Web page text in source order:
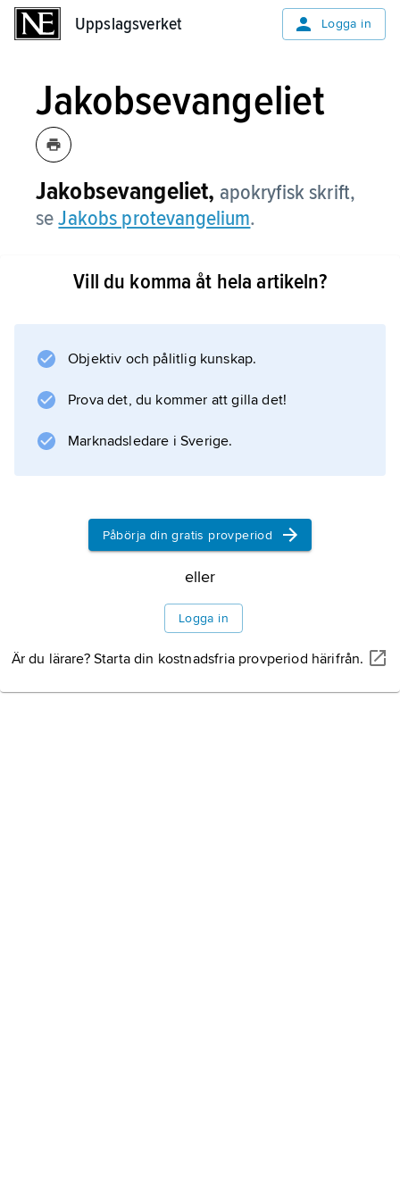
Uppslagsverket Logga in
Jakobsevangeliet
Jakobsevangeliet, apokryfisk skrift,
seJakobs protevangelium.
Vill du komma åt hela artikeln?
Objektiv och pålitlig kunskap.
Prova det, du kommer att gilla det!
Marknadsledare i Sverige.
Påbörja din gratis provperiod
eller
Logga in
Är du lärare? Starta din kostnadsfria provperiod härifrån.